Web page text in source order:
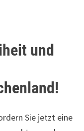
und
Sie jetzt eine